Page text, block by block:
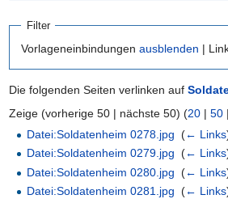
Filter
Vorlageneinbindungen ausblenden |
Die folgenden Seiten verlinken auf
Zeige (vorherige 50 | nächste 50) (20 | 50
Datei:Soldatenheim 0278.jpg
(← Links
Datei:Soldatenheim 0279.jpg
(← Links
Datei:Soldatenheim 0280.jpg
(← Links
Datei:Soldatenheim 0281.jpg
(← Links